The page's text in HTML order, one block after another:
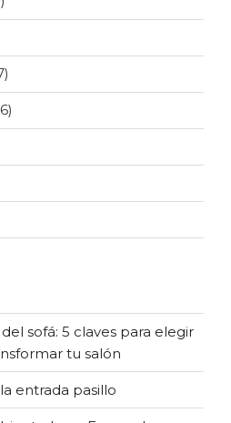
sofá: 5 claves para elegir
tu salón
entrada pasillo